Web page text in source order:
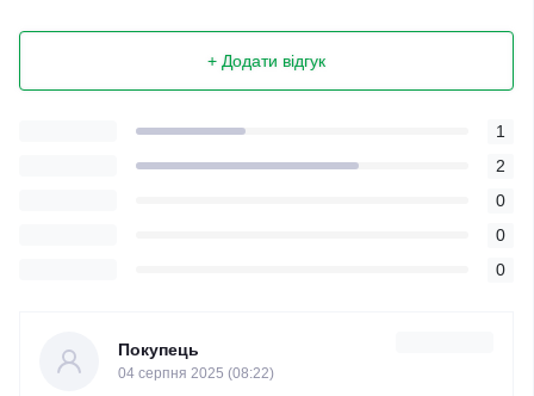
+ Додати відгук
1
2
0
0
0
Покупець
04 серпня 2025 (08:22)